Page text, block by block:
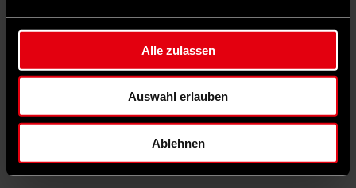
Alle zulassen
Auswahl erlauben
Ablehnen
nochmal erhöhen können. Man muss allerdings auch sagen, dass
Iran nicht von Anfang an da war. Der Blick der Welt war vor allem
auf die Ukraine gerichtet. In Deutschland kamen innenpolitische
reichen könnte. Erst iranischstämmige Journalistinnen und
Aktivist*innen haben das mit ihrem Einsatz geändert.
Als erste deutsche Abgeordnete haben Sie eine Patenschaft für
Salehi, übernommen. Wie geht es ihm?